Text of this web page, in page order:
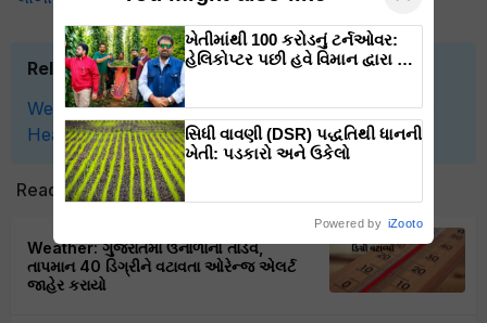
Related Topics
Weather Global Warming Gujarat Summer Winter
Heatwave
Read next
Weather: ગુજરાતમાં ઉનાળાનો તાંડવ,
તાપમાન 40 ડિગ્રીને વટાવતા ઓરેન્જ એલર્ટ
જાહેર કરાયો
ખેતીમાંથી 100 કરોડનું ટર્નઓવર:
હેલિકોપ્ટર પછી હવે વિમાન દ્વારા કૃષિ
સિધી વાવણી (DSR) પદ્ધતિથી ધાનની
ખેતી: પડકારો અને ઉકેલો
Powered by iZooto